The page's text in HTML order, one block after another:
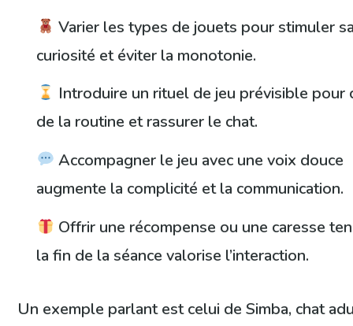
Varier les types de jouets pour stimuler
curiosité et éviter la monotonie.
Introduire un rituel de jeu prévisible pour
de la routine et rassurer le chat.
Accompagner le jeu avec une voix douce
augmente la complicité et la communication.
Offrir une récompense ou une caresse
la fin de la séance valorise l’interaction.
Un exemple parlant est celui de Simba, chat